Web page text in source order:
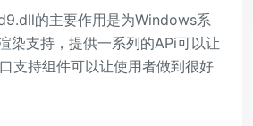
的主要作用是为Windows系
染支持，提供一系列的APi可以让
支持组件可以让使用者做到很好